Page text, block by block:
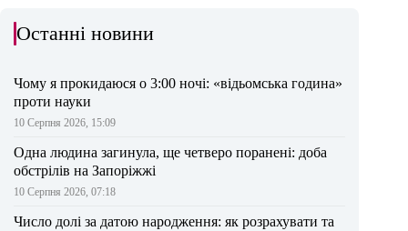
Останні новини
Чому я прокидаюся о 3:00 ночі: «відьомська година»
проти науки
10 Серпня 2026, 15:09
Одна людина загинула, ще четверо поранені: доба
обстрілів на Запоріжжі
10 Серпня 2026, 07:18
Число долі за датою народження: як розрахувати та